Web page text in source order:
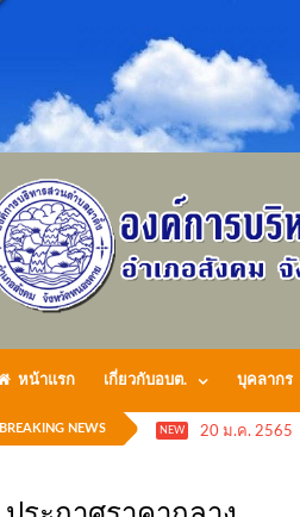
หน้าแรก เกี่ยวกับอบต. บุคลากร
BREAKING NEWS NEW 20 ม.ค. 2565